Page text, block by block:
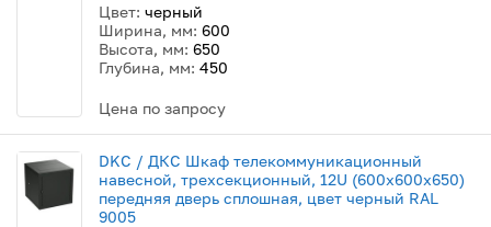
Цвет: черный
Ширина, мм: 600
Высота, мм: 650
Глубина, мм: 450
Цена по запросу
DKC / ДКС Шкаф телекоммуникационный
навесной, трехсекционный, 12U (600х600х650)
передняя дверь сплошная, цвет черный RAL
9005